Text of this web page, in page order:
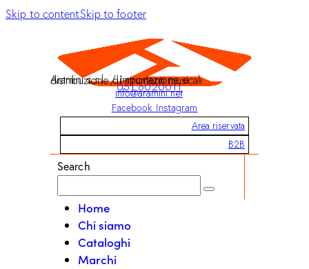
Skip to contentSkip to footer
Aramini s.r.l. / Importazione e distribuzione di strumenti musicali
051 6020011
info@aramini.net
Facebook Instagram
Area riservata
B2B
Search
Home
Chi siamo
Cataloghi
Marchi